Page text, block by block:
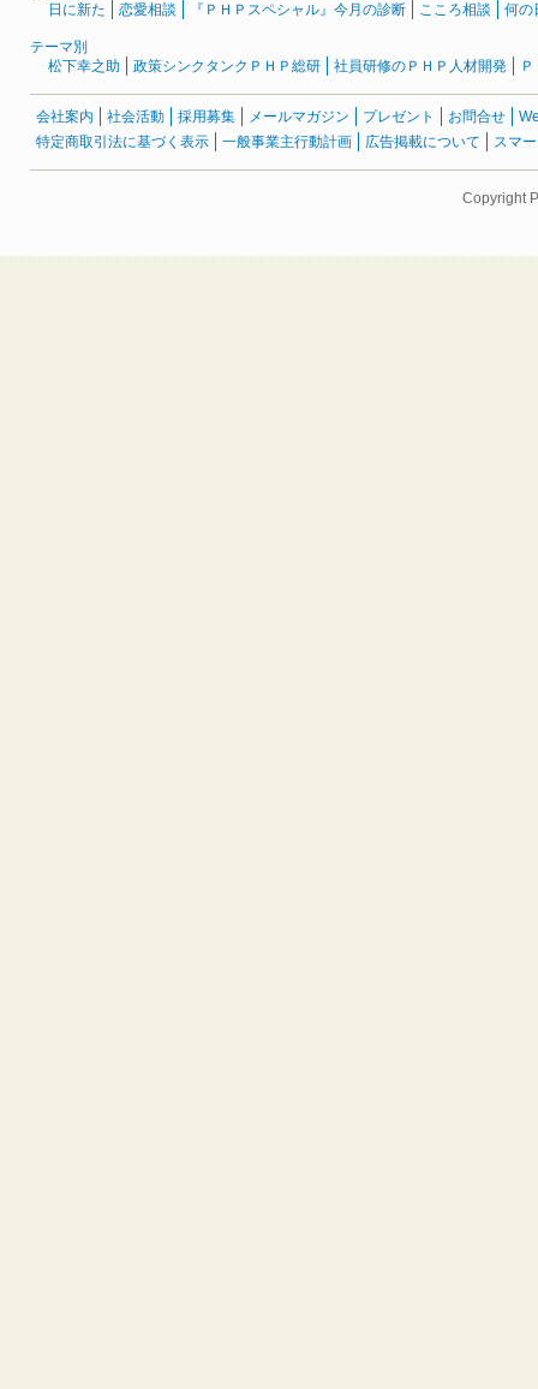
日に新た
恋愛相談 『ＰＨＰスペシャル』今月の診断 こころ相談 何の
テーマ別
松下幸之助
政策シンクタンクＰＨＰ総研 社員研修のＰＨＰ人材開発
会社案内 社会活動 採用募集 メールマガジン プレゼント お問合せ
特定商取引法に基づく表示
一般事業主行動計画 広告掲載について スマ
Copyright